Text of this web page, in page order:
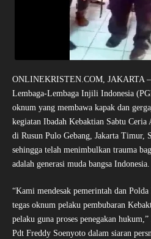
ONLINEKRISTEN.COM, JAKARTA –
Lembaga-Lembaga Injili Indonesia
oknum yang membawa kapak dan
kegiatan Ibadah Kebaktian Sabtu
di Rusun Pulo Gebang, Jakarta Timur,
sehingga telah menimbulkan trauma
adalah generasi muda bangsa Indonesia.
“Kami mendesak pemerintah dan
tegas oknum pelaku pembubaran
pelaku guna proses penegakan
Pdt Freddy Soenyoto dalam siaran